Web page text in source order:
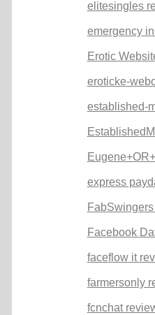
elitesingles
emergency
Erotic
eroticke-
established-
express
Facebook
faceflow it
farmersonly
fcnchat